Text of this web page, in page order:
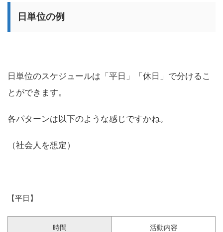
日単位の例
日単位のスケジュールは「平日」「休日」で分けるこ
とができます。
各パターンは以下のような感じですかね。
（社会人を想定）
【平日】
時間 活動内容